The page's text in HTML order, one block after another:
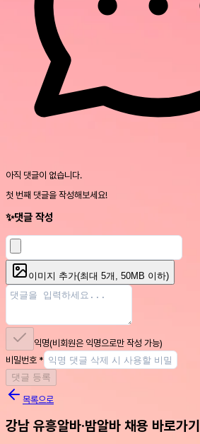
아직 댓글이 없습니다.
첫 번째 댓글을 작성해보세요!
✨댓글 작성
이미지 추가(최대 5개, 50MB 이하)
익명(비회원은 익명으로만 작성 가능)
비밀번호 *
댓글 등록
목록으로
강남 유흥알바·밤알바 채용 바로가기